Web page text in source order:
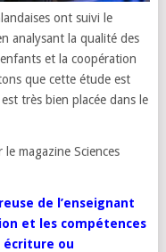
ont suivi le
analysant la qualité des
et la coopération
que cette étude est
très bien placée dans le
magazine Sciences
de l’enseignant
et les compétences
écriture ou